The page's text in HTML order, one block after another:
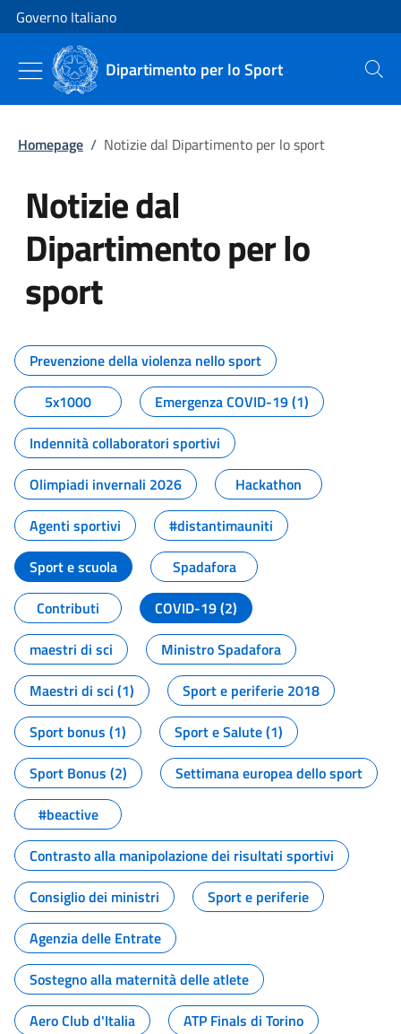
Vai al contenuto
Vai alla navigazione del sito
Governo Italiano
Dipartimento per lo Sport Cerca
Homepage / Notizie dal Dipartimento per lo sport
Notizie dal
Dipartimento per lo
sport
Tutti i contenuti della pagina
Prevenzione della violenza nello sport
5x1000
Emergenza COVID-19 (1)
Indennità collaboratori sportivi
Olimpiadi invernali 2026
Hackathon
Agenti sportivi
#distantimauniti
Sport e scuola
Spadafora
Contributi
COVID-19 (2)
maestri di sci
Ministro Spadafora
Maestri di sci (1)
Sport e periferie 2018
Sport bonus (1)
Sport e Salute (1)
Sport Bonus (2)
Settimana europea dello sport
#beactive
Contrasto alla manipolazione dei risultati sportivi
Consiglio dei ministri
Sport e periferie
Agenzia delle Entrate
Sostegno alla maternità delle atlete
Aero Club d'Italia
ATP Finals di Torino